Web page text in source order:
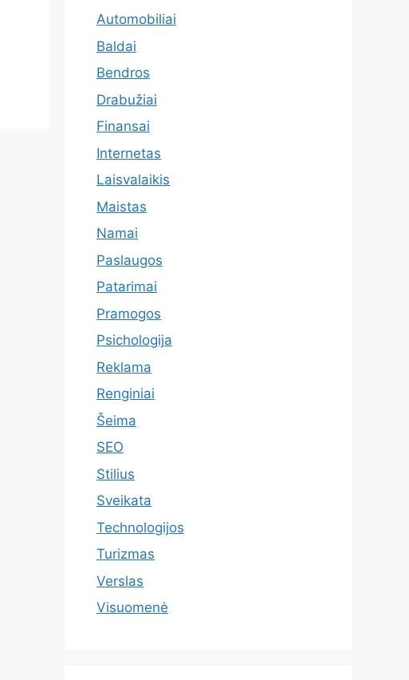
Automobiliai
Baldai
Bendros
Drabužiai
Finansai
Internetas
Laisvalaikis
Maistas
Namai
Paslaugos
Patarimai
Pramogos
Psichologija
Reklama
Renginiai
Šeima
SEO
Stilius
Sveikata
Technologijos
Turizmas
Verslas
Visuomenė